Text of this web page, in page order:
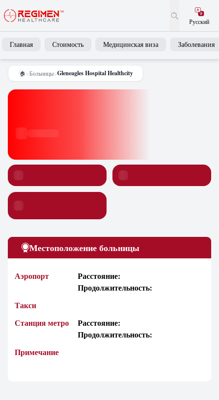
Русский
Главная Стоимость Медицинская виза Заболевания
🏠 >Больницы>Gleneagles Hospital Healthcity
Местоположение больницы
Аэропорт
Расстояние:
Продолжительность:
Такси
Станция метро
Расстояние:
Продолжительность:
Примечание